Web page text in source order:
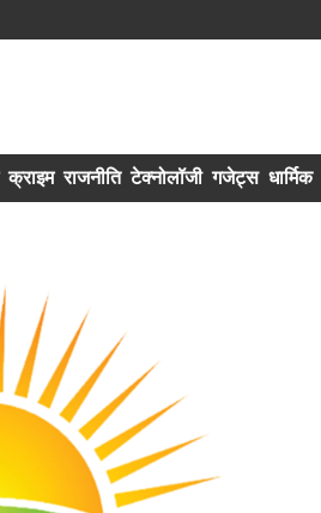
क्राइम राजनीति टेक्नोलॉजी गजेट्स धार्मिक